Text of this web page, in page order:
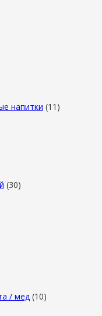
напитки (11)
(30)
/ мед (10)